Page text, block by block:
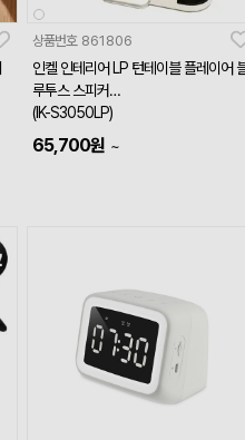
상품번호 861806
인켈 인테리어 LP 턴테이블 플레이어
루투스 스피커
(IK-S3050LP)
65,700원 ~